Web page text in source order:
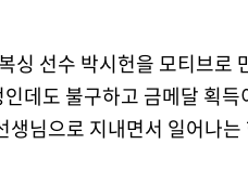
싱 선수 박시헌을 모티브로
데도 불구하고 금메달 획
님으로 지내면서 일어나